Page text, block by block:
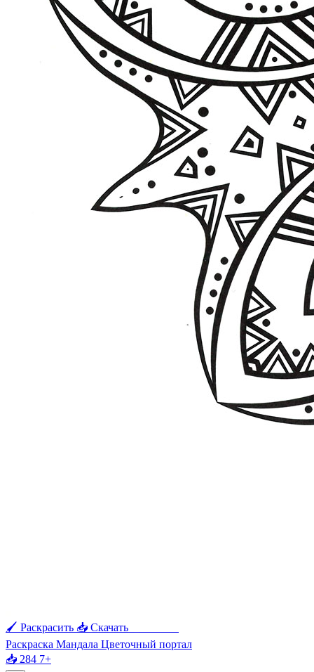
🖌 Раскрасить 📥 Скачать
Раскраска Мандала Цветочный портал
📥 284 7+